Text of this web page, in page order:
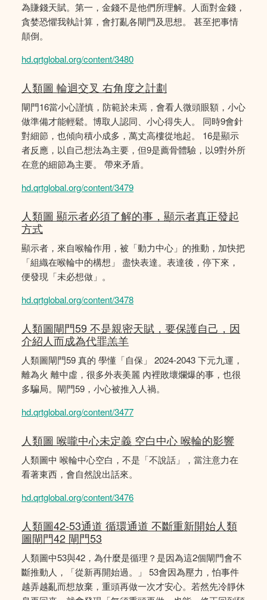
為賺錢天賦。第一，金錢不是他們所理解。人面對金錢，
貪婪恐懼我執計算，會打亂各閘門及思想。 甚至把事情
顛倒。
hd.qrtglobal.org/content/3480
人類圖 輪迴交叉 右角度之計劃
閘門16當小心謹慎，防範於未焉，會看人微頭眼額，小心
做準備才能輕鬆。博取人認同、小心得失人。 同時9會針
對細節，也傾向積小成多，萬丈高樓從地起。 16是顯示
者反應，以自己想法為主要，但9是薦骨體驗，以9對外所
在意的細節為主要。 帶來矛盾。
hd.qrtglobal.org/content/3479
人類圖 顯示者必須了解的事，顯示者真正發起
方式
顯示者，來自喉輪作用，被「動力中心」的推動，加快把
「組織在喉輪中的構想」 盡快表達。表達後，停下來，
便發現「未必想做」。
hd.qrtglobal.org/content/3478
人類圖閘門59 不是親密天賦，要保護自己，因
介紹人而成為代罪羔羊
人類圖閘門59 真的 學懂「自保」 2024-2043 下元九運，
離為火 離中虛，很多外表美麗 內裡敗壞爛爆的事，也很
多騙局。閘門59，小心被推入人禍。
hd.qrtglobal.org/content/3477
人類圖 喉嚨中心未定義 空白中心 喉輪的影響
人類圖中 喉輪中心空白，不是「不說話」，當注意力在
看著東西，會自然說出話來。
hd.qrtglobal.org/content/3476
人類圖42-53通道 循環通道 不斷重新開始人類
圖閘門42 閘門53
人類圖中53與42，為什麼是循理？是因為這2個閘門會不
斷推動人，「從新再開始過。」 53會因為壓力，怕事件
越弄越亂而想放棄，重頭再做一次才安心。若然先冷靜休